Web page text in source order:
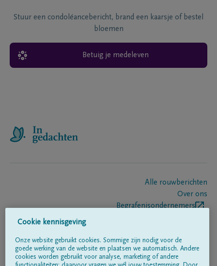
Stuur een condoléancebericht, brand een kaarsje of bestel
bloemen
Betuig je medeleven
Alle rouwberichten
Over ons
Begrafenisondernemers
Volg ons op
Cookie kennisgeving
Onze website gebruikt cookies. Sommige zijn nodig voor de
goede werking van de website en plaatsen we automatisch. Andere
cookies worden gebruikt voor analyse, marketing of andere